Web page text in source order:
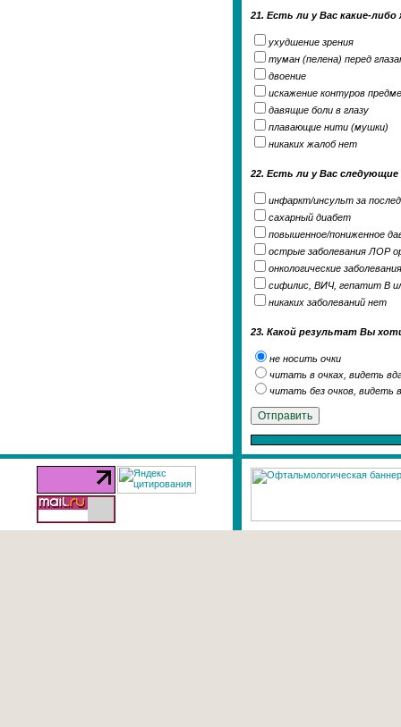
21. Есть ли у Вас какие-
ухудшение зрения
туман (пелена) перед
двоение
искажение контуров
давящие боли в глазу
плавающие нити (мушки)
никаких жалоб нет
22. Есть ли у Вас следующие
инфаркт/инсульт за
сахарный диабет
повышенное/пониженное
острые заболевания ЛОР
онкологические заболевания
сифилис, ВИЧ, гепатит В
никаких заболеваний нет
23. Какой результат Вы
не носить очки
читать в очках, видеть
читать без очков, видеть